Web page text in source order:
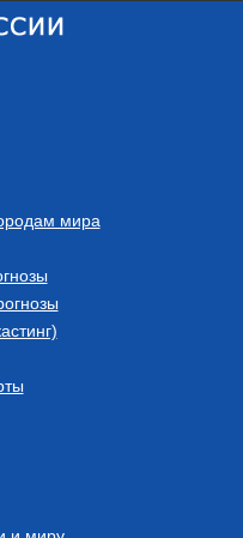
мира